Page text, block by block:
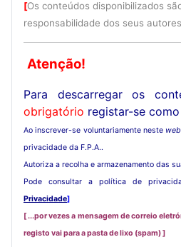
[Os conteúdos disponibilizados
responsabilidade dos seus autores
Atenção!
Para descarregar os
obrigatório registar-se
Ao inscrever-se voluntariamente neste
privacidade da F.P.A..
Autoriza a recolha e armazenamento das
Pode consultar a política de
Privacidade]
[ ...por vezes a mensagem de correio
registo vai para a pasta de lixo (spam) ]